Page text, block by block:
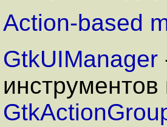
Action-based
GtkUIManager